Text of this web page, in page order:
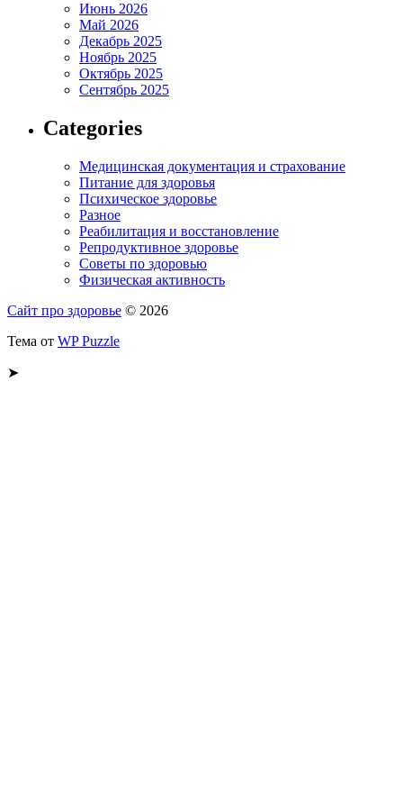
Июнь 2026
Май 2026
Декабрь 2025
Ноябрь 2025
Октябрь 2025
Сентябрь 2025
Categories
Медицинская документация и страхование
Питание для здоровья
Психическое здоровье
Разное
Реабилитация и восстановление
Репродуктивное здоровье
Советы по здоровью
Физическая активность
Сайт про здоровье © 2026
Тема от WP Puzzle
➤